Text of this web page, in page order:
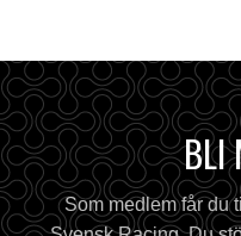
BLI
Som medlem får du